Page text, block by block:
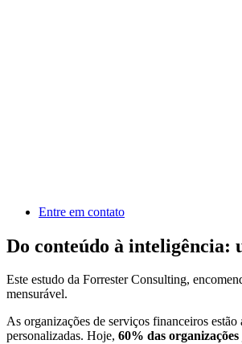
Entre em contato
Do conteúdo à inteligência:
Este estudo da Forrester Consulting,
mensurável.
As organizações de serviços financeiros
personalizadas. Hoje, 60% das